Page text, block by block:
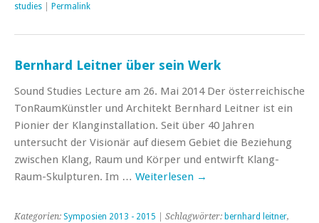
studies
Permalink
Bernhard Leitner über sein Werk
Sound Studies Lecture am 26. Mai 2014 Der österreichische
TonRaumKünstler und Architekt Bernhard Leitner ist ein
Pionier der Klanginstallation. Seit über 40 Jahren
untersucht der Visionär auf diesem Gebiet die Beziehung
zwischen Klang, Raum und Körper und entwirft Klang-
Raum-Skulpturen. Im … Weiterlesen →
Kategorien: Symposien 2013 - 2015 | Schlagwörter: bernhard leitner,